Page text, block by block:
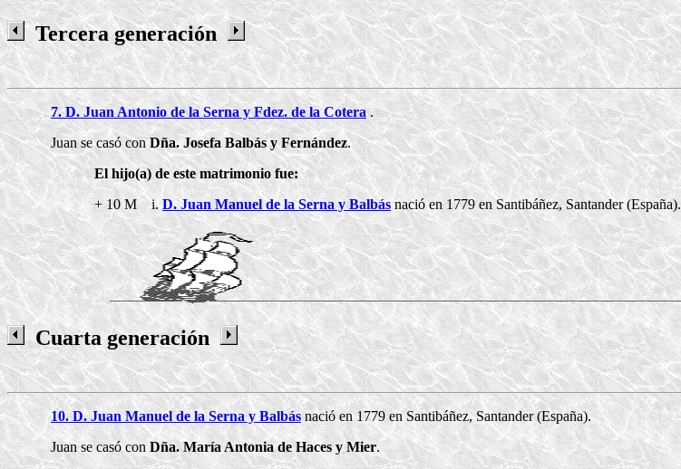
Tercera generación
7. D. Juan Antonio de la Serna y Fdez. de la Cotera.
Juan se casó conDña. Josefa Balbás y Fernández.
El hijo(a) de este matrimonio fue:
+ 10 M i. D. Juan Manuel de la Serna y Balbás nació en 1779 en Santibáñez, Santander (España).
Cuarta generación
10. D. Juan Manuel de la Serna y Balbásnació en 1779 en Santibáñez, Santander (España).
Juan se casó con Dña. María Antonia de Haces y Mier.